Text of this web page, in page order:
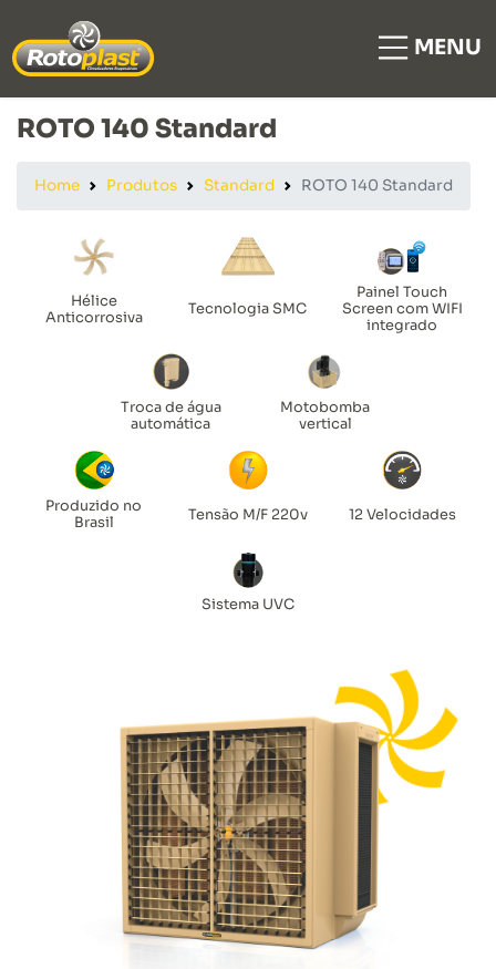
MENU
ROTO 140 Standard
Home Produtos Standard ROTO 140 Standard
Hélice
Anticorrosiva
Tecnologia SMC
Painel Touch
Screen com WIFI
integrado
Troca de água
automática
Motobomba
vertical
Produzido no
Brasil
Tensão M/F 220v 12 Velocidades
Sistema UVC